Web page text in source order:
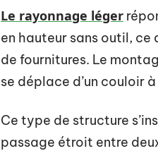
Le rayonnage léger
en hauteur sans outil, ce
de fournitures. Le
se déplace d’un couloir
Ce type de structure
passage étroit entre